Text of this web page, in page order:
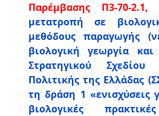
Παρέμβασης Π3-70-2.1,
μετατροπή σε
μεθόδους παραγωγής
βιολογική γεωργία
Στρατηγικού Σχεδίου
Πολιτικής της Ελλάδας
τη δράση 1 «ενισχύσεις
βιολογικές